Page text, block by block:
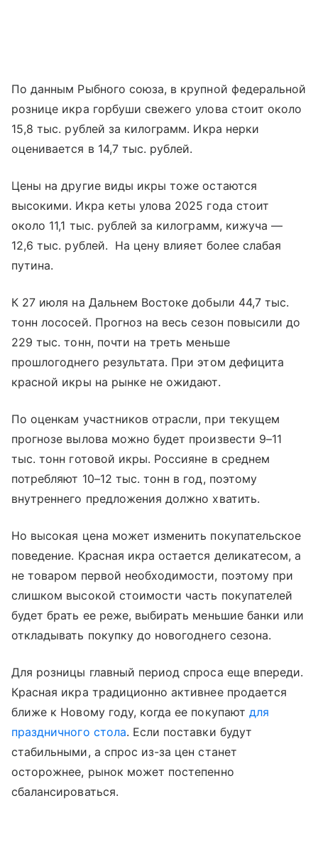
По данным Рыбного союза, в крупной федеральной
рознице икра горбуши свежего улова стоит около
15,8 тыс. рублей за килограмм. Икра нерки
оценивается в 14,7 тыс. рублей.
Цены на другие виды икры тоже остаются
высокими. Икра кеты улова 2025 года стоит
около 11,1 тыс. рублей за килограмм, кижуча —
12,6 тыс. рублей. На цену влияет более слабая
путина.
К 27 июля на Дальнем Востоке добыли 44,7 тыс.
тонн лососей. Прогноз на весь сезон повысили до
229 тыс. тонн, почти на треть меньше
прошлогоднего результата. При этом дефицита
красной икры на рынке не ожидают.
По оценкам участников отрасли, при текущем
прогнозе вылова можно будет произвести 9–11
тыс. тонн готовой икры. Россияне в среднем
потребляют 10–12 тыс. тонн в год, поэтому
внутреннего предложения должно хватить.
Но высокая цена может изменить покупательское
поведение. Красная икра остается деликатесом, а
не товаром первой необходимости, поэтому при
слишком высокой стоимости часть покупателей
будет брать ее реже, выбирать меньшие банки или
откладывать покупку до новогоднего сезона.
Для розницы главный период спроса еще впереди.
Красная икра традиционно активнее продается
ближе к Новому году, когда ее покупают для
праздничного стола. Если поставки будут
стабильными, а спрос из-за цен станет
осторожнее, рынок может постепенно
сбалансироваться.